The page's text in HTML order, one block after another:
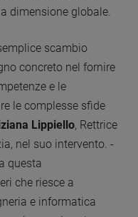
dimensione globale.
scambio
concreto nel fornire
e le
le complesse sfide
Lippiello, Rettrice
nel suo intervento. -
questa
che riesce a
e informatica